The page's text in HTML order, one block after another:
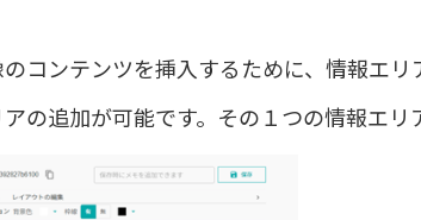
コンテンツを挿入するために、情報エリ
の追加が可能です。その１つの情報エリ